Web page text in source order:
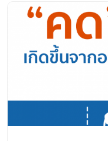
ออกเป็น 2 ลักษณะคือก
เอส (S) ซึ่งการคดแบบ
ป่วยมีอาการปวดหลังเรื้
หากปล่อยไว้นาน ๆ หรือ
อาการรุนแรงขึ้นจนกระ
2 ตำแหน่ง เนื่องจากเ
มีมากจนร่างกายไม่สา
ปรับสมดุลให้เกิดขึ้นใหม่
อีกด้าน จึงทำให้กระดูก